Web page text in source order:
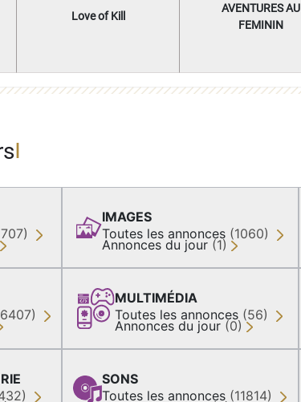
Love of Kill
AVENTURES AU
FEMININ
IMAGES
Toutes les annonces (1060)
Annonces du jour (1)
MULTIMÉDIA
Toutes les annonces (56)
Annonces du jour (0)
SONS
Toutes les annonces (11814)